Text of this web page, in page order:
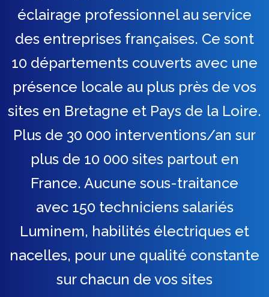
éclairage professionnel au service
des entreprises françaises. Ce sont
10 départements couverts avec une
présence locale au plus près de vos
sites en Bretagne et Pays de la Loire.
Plus de 30 000 interventions/an sur
plus de 10 000 sites partout en
France. Aucune sous-traitance
avec 150 techniciens salariés
Luminem, habilités électriques et
nacelles, pour une qualité constante
sur chacun de vos sites